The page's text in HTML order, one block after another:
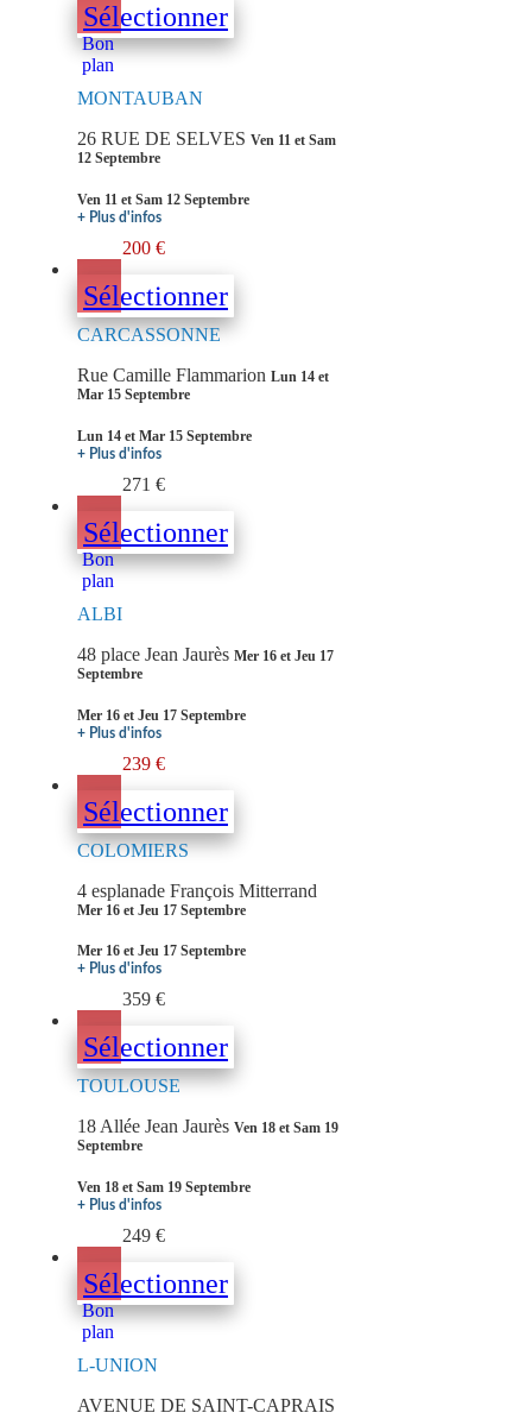
Sélectionner
Bon
plan
MONTAUBAN
26 RUE DE SELVES Ven 11 et Sam
12 Septembre
Ven 11 et Sam 12 Septembre
+ Plus d'infos
200 €
Sélectionner
CARCASSONNE
Rue Camille Flammarion Lun 14 et
Mar 15 Septembre
Lun 14 et Mar 15 Septembre
+ Plus d'infos
271 €
Sélectionner
Bon
plan
ALBI
48 place Jean Jaurès Mer 16 et Jeu 17
Septembre
Mer 16 et Jeu 17 Septembre
+ Plus d'infos
239 €
Sélectionner
COLOMIERS
4 esplanade François Mitterrand
Mer 16 et Jeu 17 Septembre
Mer 16 et Jeu 17 Septembre
+ Plus d'infos
359 €
Sélectionner
TOULOUSE
18 Allée Jean Jaurès Ven 18 et Sam 19
Septembre
Ven 18 et Sam 19 Septembre
+ Plus d'infos
249 €
Sélectionner
Bon
plan
L-UNION
AVENUE DE SAINT-CAPRAIS